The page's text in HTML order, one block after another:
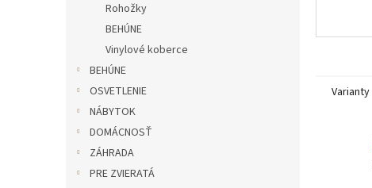
Rohožky
BEHÚNE
Vinylové koberce
BEHÚNE
OSVETLENIE
NÁBYTOK
DOMÁCNOSŤ
ZÁHRADA
PRE ZVIERATÁ
Varianty